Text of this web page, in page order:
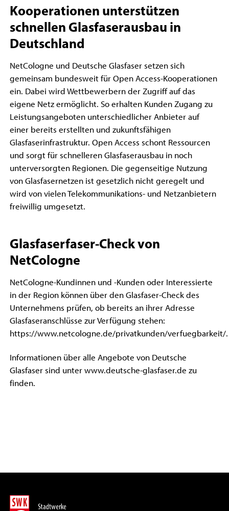
Kooperationen unterstützen
schnellen Glasfaserausbau in
Deutschland
NetCologne und Deutsche Glasfaser setzen sich
gemeinsam bundesweit für Open Access-Kooperationen
ein. Dabei wird Wettbewerbern der Zugriff auf das
eigene Netz ermöglicht. So erhalten Kunden Zugang zu
Leistungsangeboten unterschiedlicher Anbieter auf
einer bereits erstellten und zukunftsfähigen
Glasfaserinfrastruktur. Open Access schont Ressourcen
und sorgt für schnelleren Glasfaserausbau in noch
unterversorgten Regionen. Die gegenseitige Nutzung
von Glasfasernetzen ist gesetzlich nicht geregelt und
wird von vielen Telekommunikations- und Netzanbietern
freiwillig umgesetzt.
Glasfaserfaser-Check von
NetCologne
NetCologne-Kundinnen und -Kunden oder Interessierte
in der Region können über den Glasfaser-Check des
Unternehmens prüfen, ob bereits an ihrer Adresse
Glasfaseranschlüsse zur Verfügung stehen:
https://www.netcologne.de/privatkunden/verfuegbarkeit/.
Informationen über alle Angebote von Deutsche
Glasfaser sind unter www.deutsche-glasfaser.de zu
finden.